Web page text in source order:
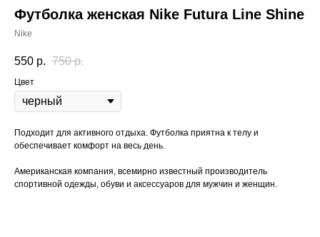
Футболка женская Nike Futura Line Shine
Nike
550 р. 750 р.
Цвет
Подходит для активного отдыха. Футболка приятна к телу и
обеспечивает комфорт на весь день.
Американская компания, всемирно известный производитель
спортивной одежды, обуви и аксессуаров для мужчин и женщин.